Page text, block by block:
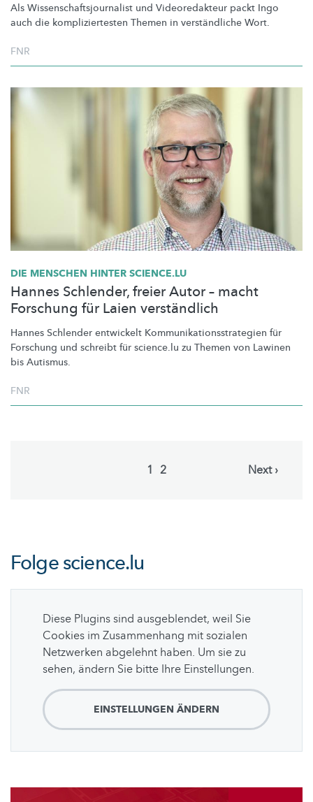
Als Wissenschaftsjournalist und Videoredakteur packt Ingo
auch die kompliziertesten Themen in verständliche Wort.
FNR
DIE MENSCHEN HINTER SCIENCE.LU
Hannes Schlender, freier Autor – macht
Forschung für Laien verständlich
Hannes Schlender entwickelt Kommunikationsstrategien für
Forschung und schreibt für science.lu zu Themen von Lawinen
bis Autismus.
FNR
Current
1 Page
2
Next
Next ›
Folgescience.lu
Diese Plugins sind ausgeblendet, weil Sie
Cookies im Zusammenhang mit sozialen
Netzwerken abgelehnt haben. Um sie zu
sehen, ändern Sie bitte Ihre Einstellungen.
EINSTELLUNGEN ÄNDERN